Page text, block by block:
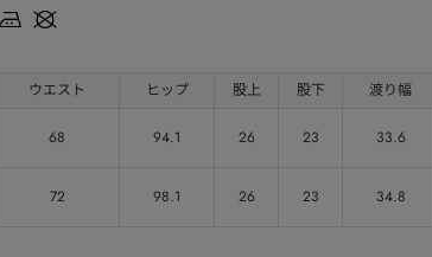
ウエスト ヒップ 股上 股下 渡り幅
68 94.1 26 23 33.6
72 98.1 26 23 34.8